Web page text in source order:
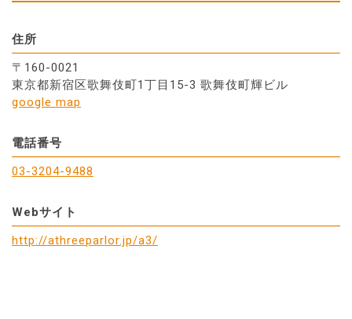
住所
〒160-0021
東京都新宿区歌舞伎町1丁目15-3 歌舞伎町輝ビル
google map
電話番号
03-3204-9488
Webサイト
http://athreeparlor.jp/a3/